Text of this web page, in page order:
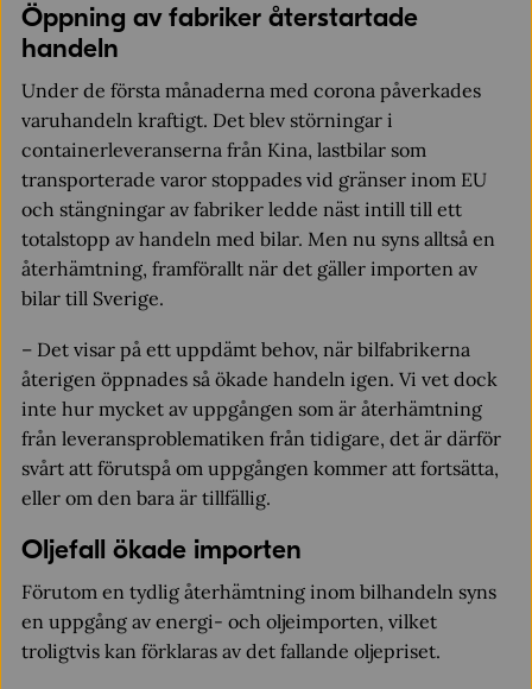
Öppning av fabriker återstartade
handeln
Under de första månaderna med corona påverkades
varuhandeln kraftigt. Det blev störningar i
containerleveranserna från Kina, lastbilar som
transporterade varor stoppades vid gränser inom EU
och stängningar av fabriker ledde näst intill till ett
totalstopp av handeln med bilar. Men nu syns alltså en
återhämtning, framförallt när det gäller importen av
bilar till Sverige.
– Det visar på ett uppdämt behov, när bilfabrikerna
återigen öppnades så ökade handeln igen. Vi vet dock
inte hur mycket av uppgången som är återhämtning
från leveransproblematiken från tidigare, det är därför
svårt att förutspå om uppgången kommer att fortsätta,
eller om den bara är tillfällig.
Oljefall ökade importen
Förutom en tydlig återhämtning inom bilhandeln syns
en uppgång av energi- och oljeimporten, vilket
troligtvis kan förklaras av det fallande oljepriset.